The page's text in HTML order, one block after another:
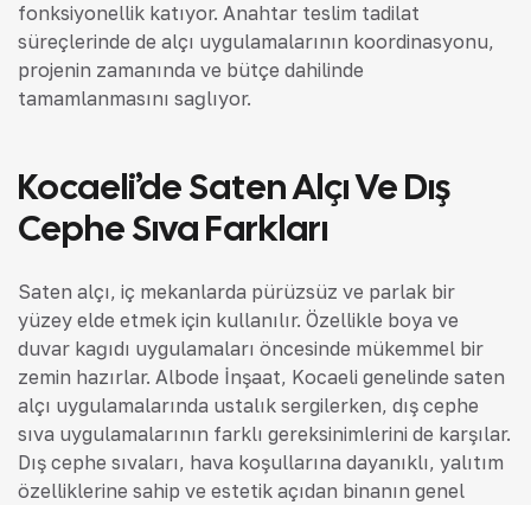
fonksiyonellik katıyor. Anahtar teslim tadilat
süreçlerinde de alçı uygulamalarının koordinasyonu,
projenin zamanında ve bütçe dahilinde
tamamlanmasını sağlıyor.
Kocaeli’de Saten Alçı Ve Dış
Cephe Sıva Farkları
Saten alçı, iç mekanlarda pürüzsüz ve parlak bir
yüzey elde etmek için kullanılır. Özellikle boya ve
duvar kağıdı uygulamaları öncesinde mükemmel bir
zemin hazırlar. Albode İnşaat, Kocaeli genelinde saten
alçı uygulamalarında ustalık sergilerken, dış cephe
sıva uygulamalarının farklı gereksinimlerini de karşılar.
Dış cephe sıvaları, hava koşullarına dayanıklı, yalıtım
özelliklerine sahip ve estetik açıdan binanın genel